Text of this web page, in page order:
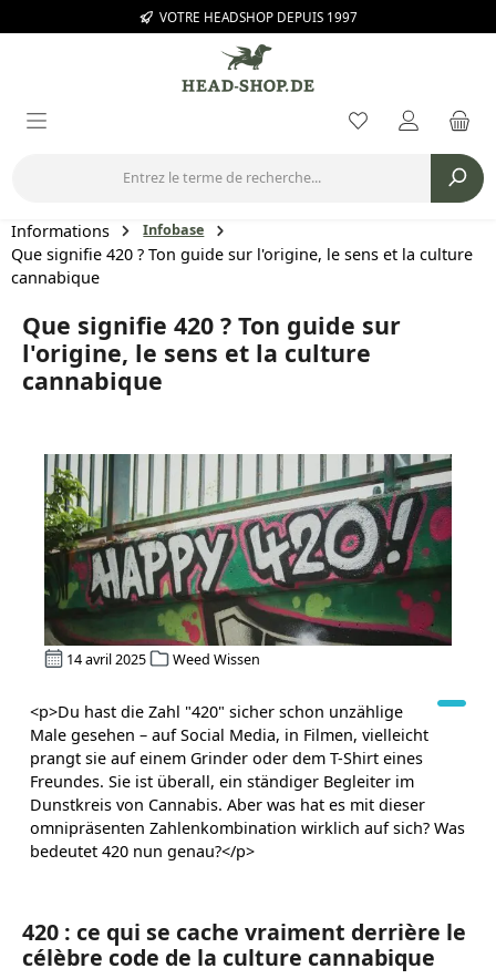
Passer au contenu principalVOTRE HEADSHOP DEPUIS 1997
Vous avez 0
Informations Infobase
Que signifie 420 ? Ton guide sur l'origine, le sens et la culture
cannabique
Que signifie 420 ? Ton guide sur
l'origine, le sens et la culture
cannabique
14 avril 2025 Weed Wissen
<p>Du hast die Zahl "420" sicher schon unzählige
Male gesehen – auf Social Media, in Filmen, vielleicht
prangt sie auf einem Grinder oder dem T-Shirt eines
Freundes. Sie ist überall, ein ständiger Begleiter im
Dunstkreis von Cannabis. Aber was hat es mit dieser
omnipräsenten Zahlenkombination wirklich auf sich? Was
bedeutet 420 nun genau?</p>
420 : ce qui se cache vraiment derrière le
célèbre code de la culture cannabique